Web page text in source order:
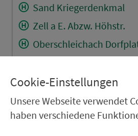
Sand Kriegerdenkmal
Zell a E. Abzw. Höhstr.
Oberschleichach
Tretzendorf Seestr.
Fatschenbrunn Am See
Cookie-Einstellungen
Unsere Webseite verwendet
haben verschiedene